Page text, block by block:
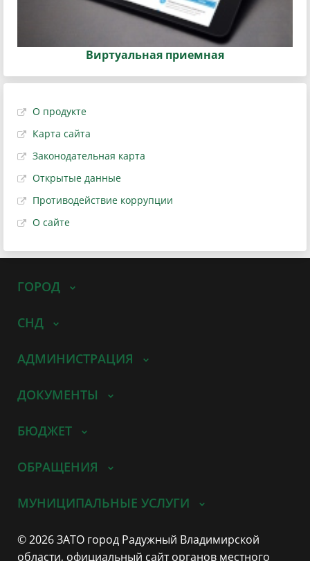
Виртуальная приемная
О продукте
Карта сайта
Законодательная карта
Открытые данные
Противодействие коррупции
О сайте
ГОРОД
СНД
АДМИНИСТРАЦИЯ
ДОКУМЕНТЫ
БЮДЖЕТ
ОБРАЩЕНИЯ
МУНИЦИПАЛЬНЫЕ УСЛУГИ
© 2026 ЗАТО город Радужный Владимирской
области, официальный сайт органов местного